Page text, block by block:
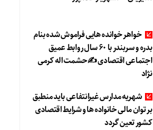
خواهر خوانده هایی فراموش شده بنام
بدره و سربندر با ۶۰ سال روابط عمیق
اجتماعی اقتصادی ✍حشمت اله کرمی
نژاد
شهریه مدارس غیرانتفاعی باید منطبق
بر توان مالی خانواده ها و شرایط اقتصادی
کشور تعین گردد